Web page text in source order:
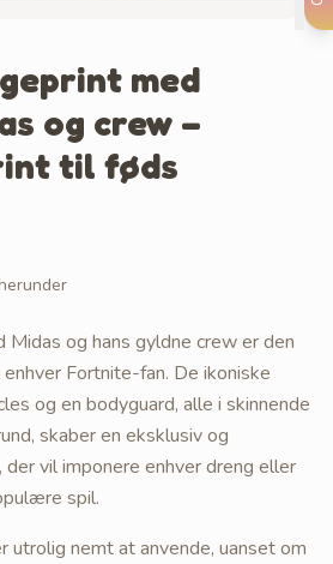
med
og crew –
til føds
Midas og hans gyldne crew er den
Fortnite-fan. De ikoniske
og en bodyguard, alle i skinnende
skaber en eksklusiv og
vil imponere enhver dreng eller
spil.
utrolig nemt at anvende, uanset om